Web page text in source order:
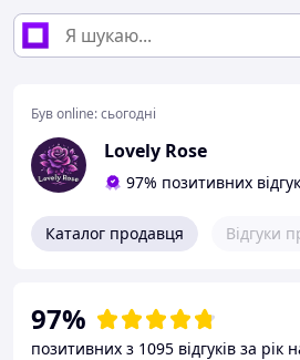
Був online:сьогодні
Lovely Rose
97% позитивних
Каталог продавця Відгуки
97%
позитивних з 1095 відгуків за рік